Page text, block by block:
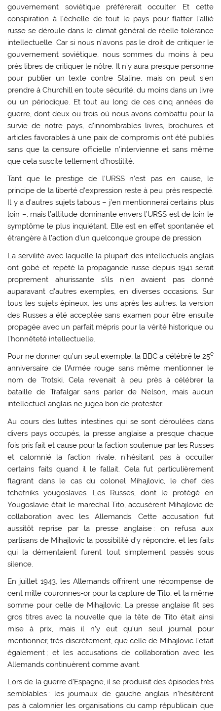
gouvernement soviétique préférerait occulter. Et cette
conspiration à l’échelle de tout le pays pour flatter l’allié
russe se déroule dans le climat général de réelle tolérance
intellectuelle. Car si nous n’avons pas le droit de critiquer le
gouvernement soviétique, nous sommes du moins à peu
près libres de critiquer le nôtre. Il n’y aura presque personne
pour publier un texte contre Staline, mais on peut s’en
prendre à Churchill en toute sécurité, du moins dans un livre
ou un périodique. Et tout au long de ces cinq années de
guerre, dont deux ou trois où nous avons combattu pour la
survie de notre pays, d’innombrables livres, brochures et
articles favorables à une paix de compromis ont été publiés
sans que la censure officielle n’intervienne et sans même
que cela suscite tellement d’hostilité.
Tant que le prestige de l’URSS n’est pas en cause, le
principe de la liberté d’expression reste à peu près respecté.
Il y a d’autres sujets tabous – j’en mentionnerai certains plus
loin –, mais l’attitude dominante envers l’URSS est de loin le
symptôme le plus inquiétant. Elle est en effet spontanée et
étrangère à l’action d’un quelconque groupe de pression.
La servilité avec laquelle la plupart des intellectuels anglais
ont gobé et répété la propagande russe depuis 1941 serait
proprement ahurissante s’ils n’en avaient pas donné
auparavant d’autres exemples, en diverses occasions. Sur
tous les sujets épineux, les uns après les autres, la version
des Russes a été acceptée sans examen pour être ensuite
propagée avec un parfait mépris pour la vérité historique ou
l’honnêteté intellectuelle.
Pour ne donner qu’un seul exemple, la BBC a célébré le 25e
anniversaire de l’Armée rouge sans même mentionner le
nom de Trotski. Cela revenait à peu près à célébrer la
bataille de Trafalgar sans parler de Nelson, mais aucun
intellectuel anglais ne jugea bon de protester.
Au cours des luttes intestines qui se sont déroulées dans
divers pays occupés, la presse anglaise a presque chaque
fois pris fait et cause pour la faction soutenue par les Russes
et calomnié la faction rivale, n’hésitant pas à occulter
certains faits quand il le fallait. Cela fut particulièrement
flagrant dans le cas du colonel Mihajlovic, le chef des
tchetniks yougoslaves. Les Russes, dont le protégé en
Yougoslavie était le maréchal Tito, accusèrent Mihajlovic de
collaboration avec les Allemands. Cette accusation fut
aussitôt reprise par la presse anglaise : on refusa aux
partisans de Mihajlovic la possibilité d’y répondre, et les faits
qui la démentaient furent tout simplement passés sous
silence.
En juillet 1943, les Allemands offrirent une récompense de
cent mille couronnes-or pour la capture de Tito, et la même
somme pour celle de Mihajlovic. La presse anglaise fit ses
gros titres avec la nouvelle que la tête de Tito était ainsi
mise à prix, mais il n’y eut qu’un seul journal pour
mentionner, très discrètement, que celle de Mihajlovic l’était
également ; et les accusations de collaboration avec les
Allemands continuèrent comme avant.
Lors de la guerre d’Espagne, il se produisit des épisodes très
semblables : les journaux de gauche anglais n’hésitèrent
pas à calomnier les organisations du camp républicain que